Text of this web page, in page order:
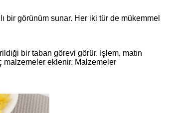
bir görünüm sunar. Her iki tür de mükemmel
bir taban görevi görür. İşlem, matın
malzemeler eklenir. Malzemeler